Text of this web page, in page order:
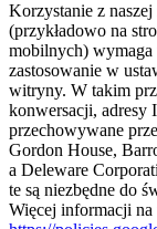
Korzystanie z
(przykładowo na
mobilnych) wymaga
zastosowanie w
witryny. W takim
konwersacji, adresy
przechowywane
Gordon House,
a Deleware
te są niezbędne do
Więcej informacji na